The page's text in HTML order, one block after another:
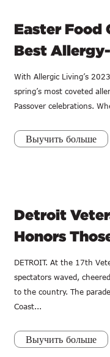
Easter Food
Best
With Allergic Living’s
spring’s most coveted
Passover celebrations.
Выучить больше
Detroit
Honors
DETROIT. At the 17th
spectators waved,
to the country. The
Coast...
Выучить больше